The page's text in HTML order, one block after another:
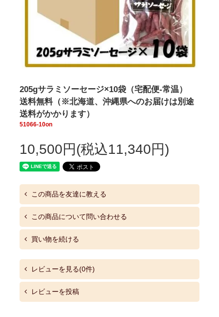
「地域から元気に！！」天狗ハムでは【金沢市】
の「ふるさと納税返礼品」に提供しております。
205gサラミソーセージ×10袋（宅配便-常温）
送料無料（※北海道、沖縄県へのお届けは別途
送料がかかります）
51066-10on
10,500円(税込11,340円)
この商品を友達に教える
この商品について問い合わせる
買い物を続ける
レビューを見る(0件)
レビューを投稿